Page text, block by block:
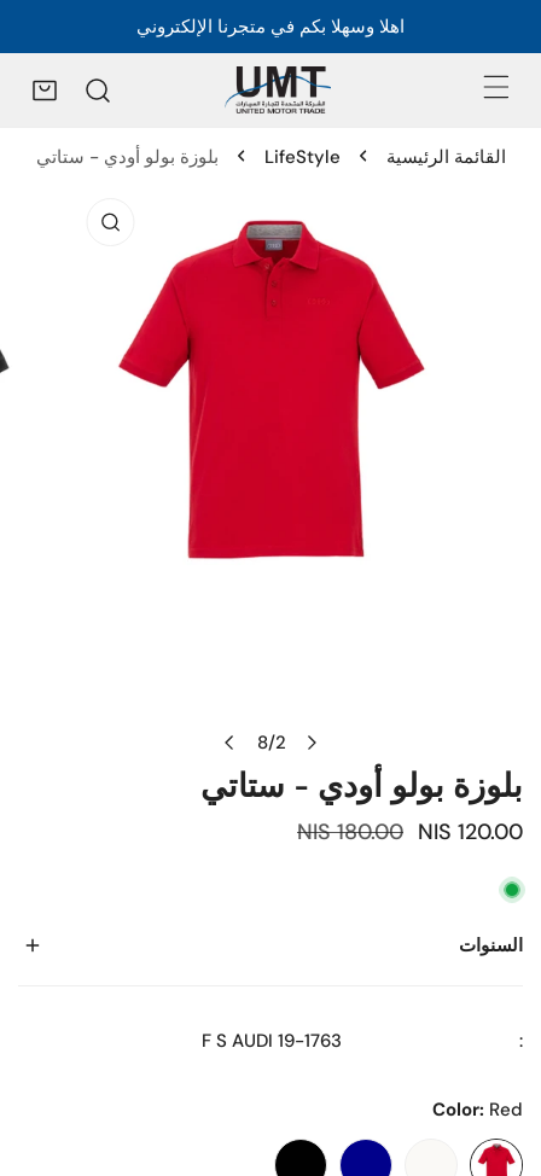
اهلا وسهلا بكم في متجرنا الإلكتروني
القائمة الرئيسية LifeStyle بلوزة بولو أودي - ستاتي
2
/
8
بلوزة بولو أودي - ستاتي
سعر
120.00 NIS
السعر
180.00 NIS
السنوات
:
19-1763 F S AUDI
Color: Red